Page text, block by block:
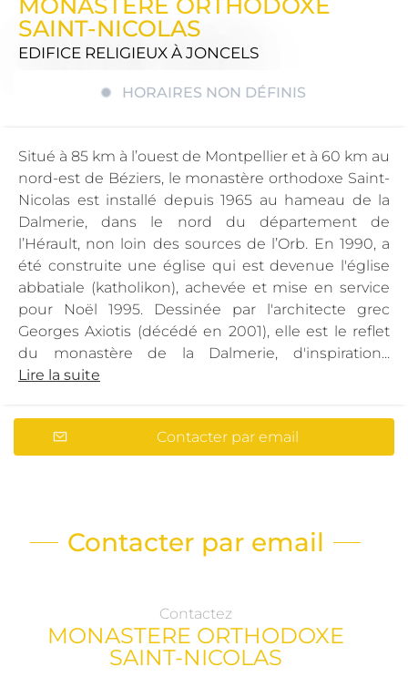
SAINT-NICOLAS
EDIFICE RELIGIEUX À JONCELS
HORAIRES NON DÉFINIS
Situé à 85 km à l’ouest de Montpellier et à 60 km au
nord-est de Béziers, le monastère orthodoxe Saint-
Nicolas est installé depuis 1965 au hameau de la
Dalmerie, dans le nord du département de
l’Hérault, non loin des sources de l’Orb. En 1990, a
été construite une église qui est devenue l'église
abbatiale (katholikon), achevée et mise en service
pour Noël 1995. Dessinée par l'architecte grec
Georges Axiotis (décédé en 2001), elle est le reflet
du monastère de la Dalmerie, d'inspiration...
Lire la suite
Contacter par email
Contacter par email
Contactez
MONASTERE ORTHODOXE
SAINT-NICOLAS